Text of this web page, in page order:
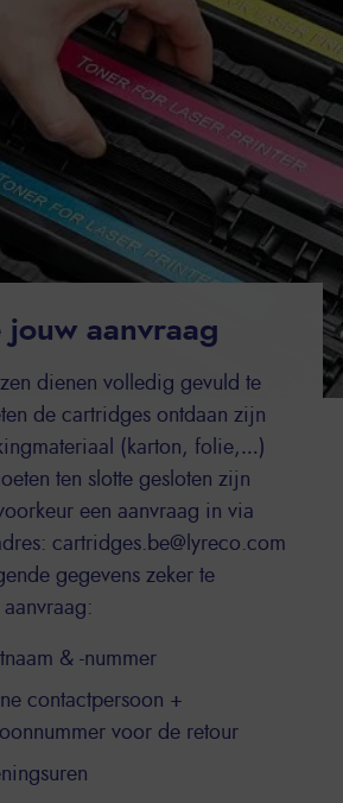
jouw aanvraag
dienen volledig gevuld te
de cartridges ontdaan zijn
(karton, folie,…)
ten slotte gesloten zijn
een aanvraag in via
cartridges.be@lyreco.com
gegevens zeker te
& -nummer
contactpersoon +
voor de retour